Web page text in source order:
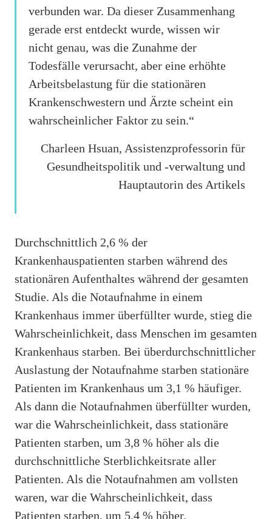
verbunden war. Da dieser Zusammenhang
gerade erst entdeckt wurde, wissen wir
nicht genau, was die Zunahme der
Todesfälle verursacht, aber eine erhöhte
Arbeitsbelastung für die stationären
Krankenschwestern und Ärzte scheint ein
wahrscheinlicher Faktor zu sein.“
Charleen Hsuan, Assistenzprofessorin für
Gesundheitspolitik und -verwaltung und
Hauptautorin des Artikels
Durchschnittlich 2,6 % der
Krankenhauspatienten starben während des
stationären Aufenthaltes während der gesamten
Studie. Als die Notaufnahme in einem
Krankenhaus immer überfüllter wurde, stieg die
Wahrscheinlichkeit, dass Menschen im gesamten
Krankenhaus starben. Bei überdurchschnittlicher
Auslastung der Notaufnahme starben stationäre
Patienten im Krankenhaus um 3,1 % häufiger.
Als dann die Notaufnahmen überfüllter wurden,
war die Wahrscheinlichkeit, dass stationäre
Patienten starben, um 3,8 % höher als die
durchschnittliche Sterblichkeitsrate aller
Patienten. Als die Notaufnahmen am vollsten
waren, war die Wahrscheinlichkeit, dass
Patienten starben, um 5,4 % höher.